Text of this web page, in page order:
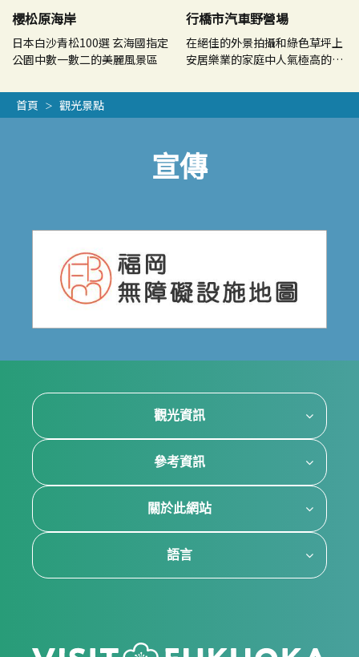
櫻松原海岸
日本白沙青松100選 玄海國指定
公園中數一數二的美麗風景區
行橋市汽車野營場
在絕佳的外景拍攝和綠色草坪上
安居樂業的家庭中人氣極高的露
首頁
觀光景點
宣傳
觀光資訊
參考資訊
關於此網站
語言